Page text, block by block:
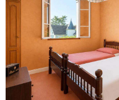
déplacements, la gare
environ 700 m, permettant
communes alentours et la
Caractéristiques techniques
- Taxe foncière : 1502 €